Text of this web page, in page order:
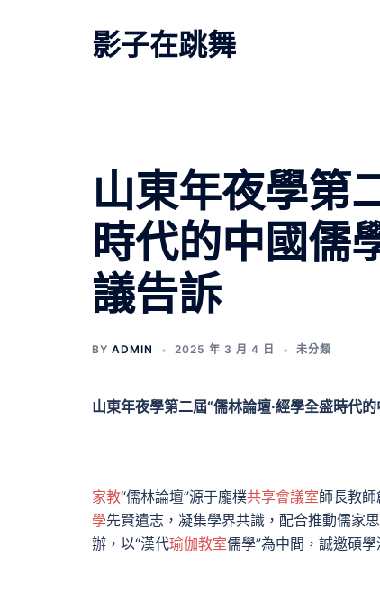
影子在跳舞
山東年夜學第
時代的中國儒
議告訴
BY ADMIN 2025 年 3 月 4 日 未分類
山東年夜學第二屆“儒林論壇·經學全盛時代
家教“儒林論壇”源于龐樸共享會議室師長教
學先賢遺志，凝集學界共識，配合推動儒家
辦，以“漢代瑜伽教室儒學”為中間，誠邀碩學